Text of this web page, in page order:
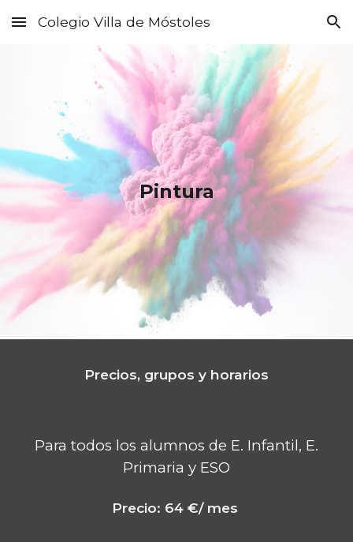
Skip to main content Skip to navigation
Colegio Villa de Móstoles
Pintura
Precios, grupos y horarios
Para todos los alumnos de E. Infantil, E.
Primaria y ESO
Precio: 64€/ mes